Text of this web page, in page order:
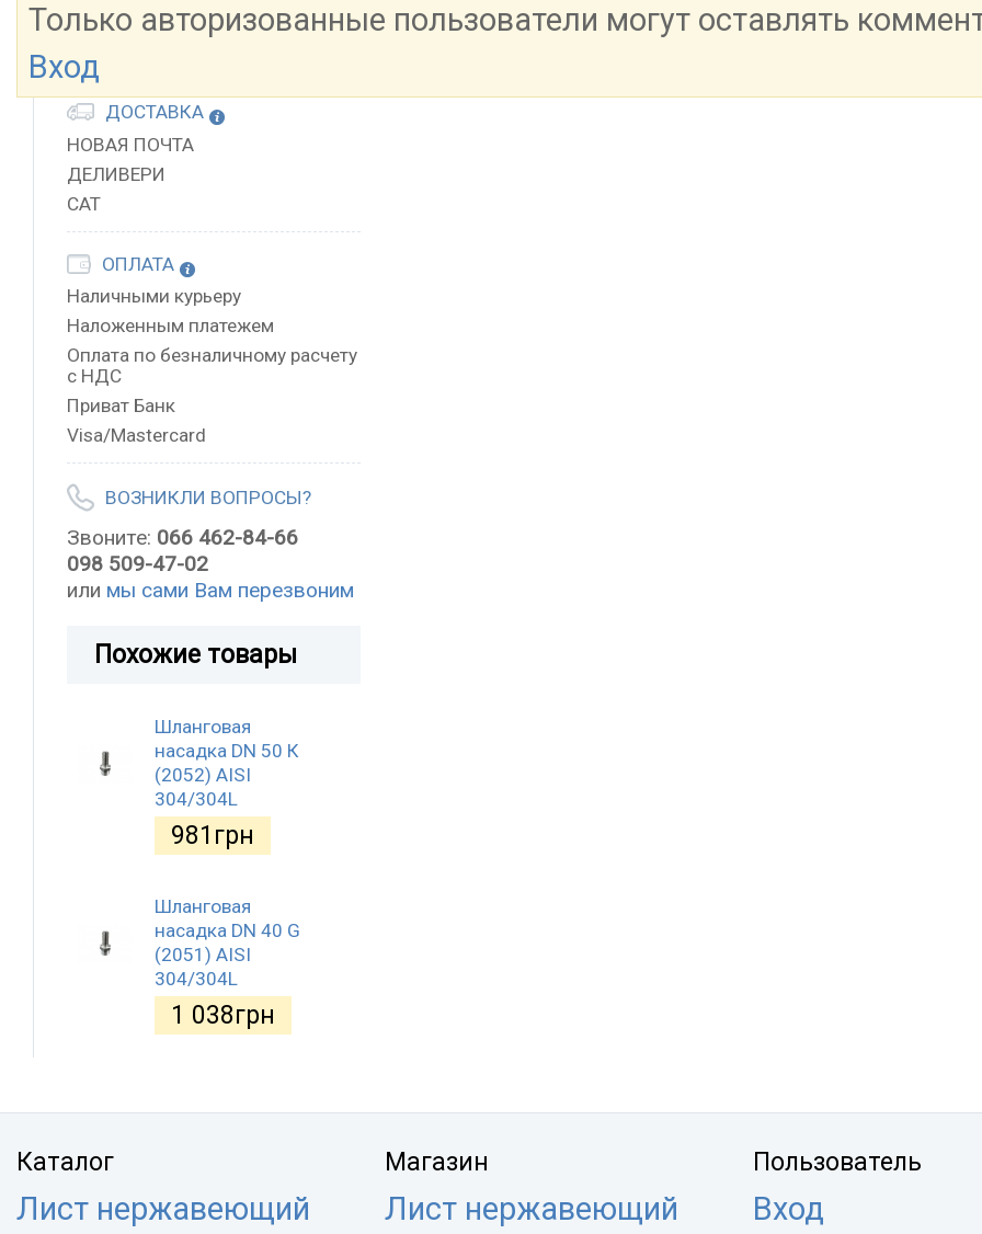
Только авторизованные пользователи могут оставлять
Вход
ДОСТАВКА
НОВАЯ ПОЧТА
ДЕЛИВЕРИ
САТ
ОПЛАТА
Наличными курьеру
Наложенным платежем
Оплата по безналичному расчету
с НДС
Приват Банк
Visa/Mastercard
ВОЗНИКЛИ ВОПРОСЫ?
Звоните: 066 462-84-66
098 509-47-02
или мы сами Вам перезвоним
Похожие товары
Шланговая
насадка DN 50 К
(2052) AISI
304/304L
981 грн
Шланговая
насадка DN 40 G
(2051) AISI
304/304L
1 038грн
Каталог
Лист нержавеющий
Магазин
Лист нержавеющий
Пользователь
Вход